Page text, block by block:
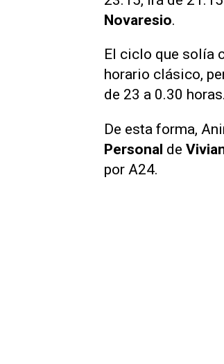
Novaresio.
El ciclo que solía
horario clásico,
de 23 a 0.30 horas.
De esta forma,
Personal de
por A24.